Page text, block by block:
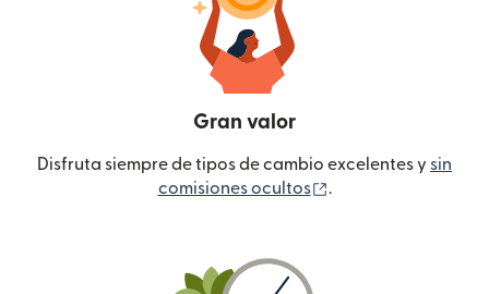
Gran valor
Disfruta siempre de tipos de cambio excelentes y sin
comisiones ocultos
.